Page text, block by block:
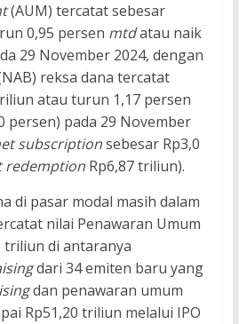
(AUM) tercatat sebesar
0,95 persen mtdatau naik
29 November 2024, dengan
reksa dana tercatat
atau turun 1,17 persen
persen) pada 29 November
subscriptionsebesar Rp3,0
redemptionRp6,87 triliun).
di pasar modal masih dalam
nilai Penawaran Umum
triliun di antaranya
dari 34 emiten baru yang
dan penawaran umum
Rp51,20 triliun melalui IPO